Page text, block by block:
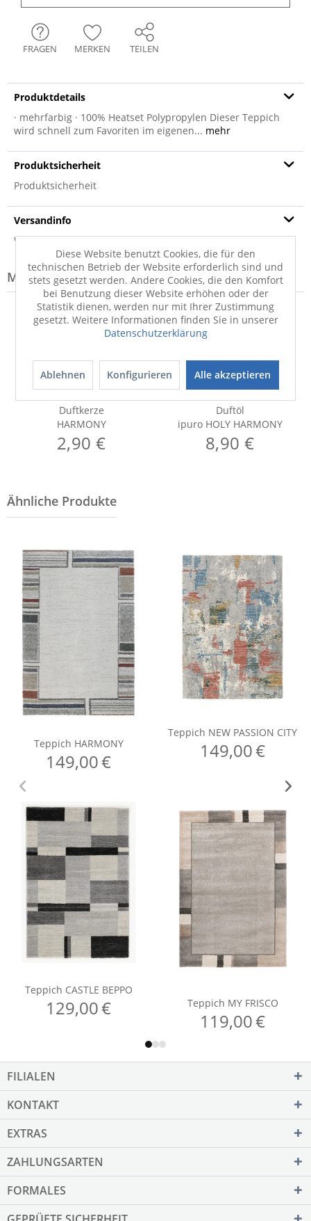
FRAGEN MERKEN TEILEN
Produktdetails
· mehrfarbig · 100% Heatset Polypropylen Dieser Teppich
wird schnell zum Favoriten im eigenen... mehr
Produktsicherheit
Produktsicherheit
Versandinfo
Weitere Informationen zum Versand...
Modell-Familie: HARMONY
Duftkerze
HARMONY
2,90 €
Duftöl
ipuro HOLY HARMONY
8,90 €
FILIALEN
KONTAKT
EXTRAS
ZAHLUNGSARTEN
FORMALES
Diese Website benutzt Cookies, die für den
technischen Betrieb der Website erforderlich sind und
stets gesetzt werden. Andere Cookies, die den Komfort
bei Benutzung dieser Website erhöhen oder der
Statistik dienen, werden nur mit Ihrer Zustimmung
gesetzt. Weitere Informationen finden Sie in unserer
Datenschutzerklärung
Ablehnen Konfigurieren Alle akzeptieren